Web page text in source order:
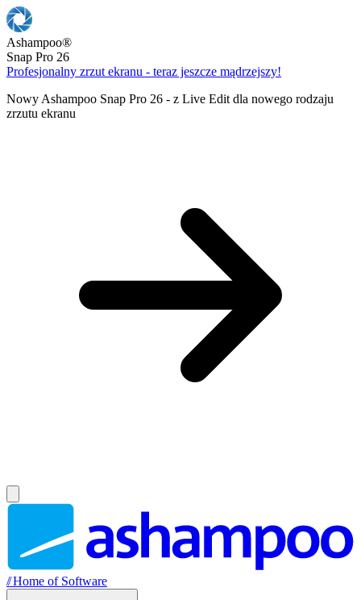
Ashampoo®
Snap Pro 26
Profesjonalny zrzut ekranu - teraz jeszcze mądrzejszy!
Nowy Ashampoo Snap Pro 26 - z Live Edit dla nowego rodzaju
zrzutu ekranu
//Home of Software